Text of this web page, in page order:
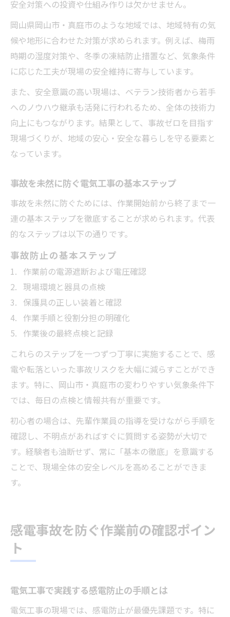
安全対策への投資や仕組み作りは欠かせません。
岡山県岡山市・真庭市のような地域では、地域特有の気
候や地形に合わせた対策が求められます。例えば、梅雨
時期の湿度対策や、冬季の凍結防止措置など、気象条件
に応じた工夫が現場の安全維持に寄与しています。
また、安全意識の高い現場は、ベテラン技術者から若手
へのノウハウ継承も活発に行われるため、全体の技術力
向上にもつながります。結果として、事故ゼロを目指す
現場づくりが、地域の安心・安全な暮らしを守る要素と
なっています。
事故を未然に防ぐ電気工事の基本ステップ
事故を未然に防ぐためには、作業開始前から終了まで一
連の基本ステップを徹底することが求められます。代表
的なステップは以下の通りです。
事故防止の基本ステップ
作業前の電源遮断および電圧確認
現場環境と器具の点検
保護具の正しい装着と確認
作業手順と役割分担の明確化
作業後の最終点検と記録
これらのステップを一つずつ丁寧に実施することで、感
電や転落といった事故リスクを大幅に減らすことができ
ます。特に、岡山市・真庭市の変わりやすい気象条件下
では、毎日の点検と情報共有が重要です。
初心者の場合は、先輩作業員の指導を受けながら手順を
確認し、不明点があればすぐに質問する姿勢が大切で
す。経験者も油断せず、常に「基本の徹底」を意識する
ことで、現場全体の安全レベルを高めることができま
す。
感電事故を防ぐ作業前の確認ポイン
ト
電気工事で実践する感電防止の手順とは
電気工事の現場では、感電防止が最優先課題です。特に